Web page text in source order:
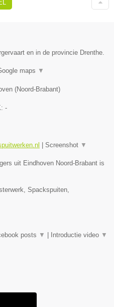
en in de provincie Drenthe.
maps ▼
(Noord-Brabant)
-
| Screenshot ▼
uit Eindhoven Noord-Brabant is
Spackspuiten,
posts ▼ | Introductie video ▼